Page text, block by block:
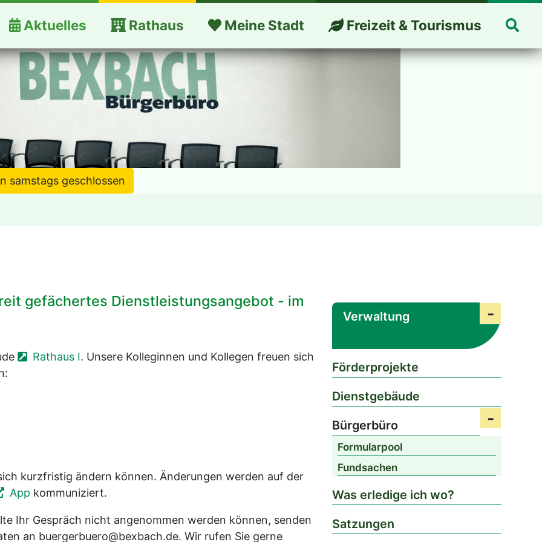
Aktuelles Rathaus Meine Stadt Freizeit & Tourismus
samstags geschlossen
Verwaltung
Förderprojekte
Dienstgebäude
Bürgerbüro
Formularpool
Fundsachen
Was erledige ich wo?
Satzungen
gefächertes Dienstleistungsangebot - im
Rathaus I. Unsere Kolleginnen und Kollegen freuen sich
kurzfristig ändern können. Änderungen werden auf der
App kommuniziert.
Ihr Gespräch nicht angenommen werden können, senden
an buergerbuero@bexbach.de. Wir rufen Sie gerne